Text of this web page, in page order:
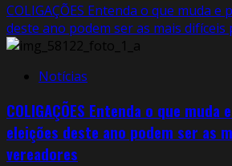
COLIGAÇÕES Entenda o que muda e
deste ano podem ser as mais difíceis
Notícias
COLIGAÇÕES Entenda o que muda
eleições deste ano podem ser as
vereadores